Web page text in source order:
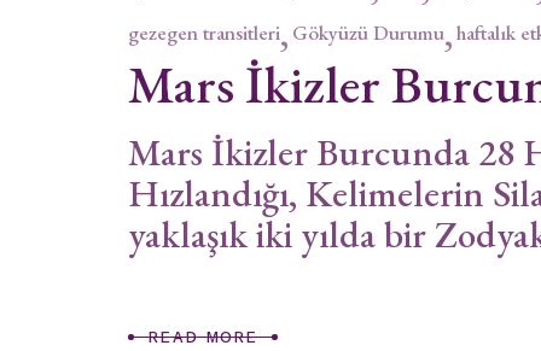
gezegen transitleri Gökyüzü Durumu haftalık
Mars İkizler
Mars İkizler Burcunda 28
Hızlandığı, Kelimelerin
yaklaşık iki yılda bir
READ MORE